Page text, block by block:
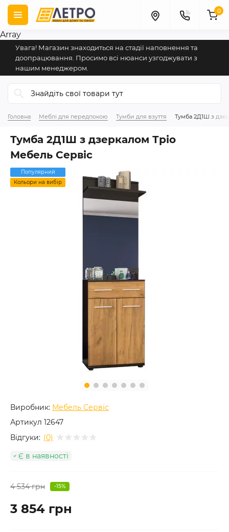
Array
Увага! Магазин знаходиться на стадії наповнення та
доопрацювання. Просимо всі нюанси узгоджувати з
нашим менеджером.
0
Головна Меблі для передпокою Тумби для взуття Тумба 2Д1Ш з
Тумба 2Д1Ш з дзеркалом Тріо
Мебель Сервіс
Популярний
Кольори на вибір
Виробник: Мебель Сервіс
Артикул 12647
Відгуки: (0)
Є в наявності
4 534 грн -15%
3 854 грн